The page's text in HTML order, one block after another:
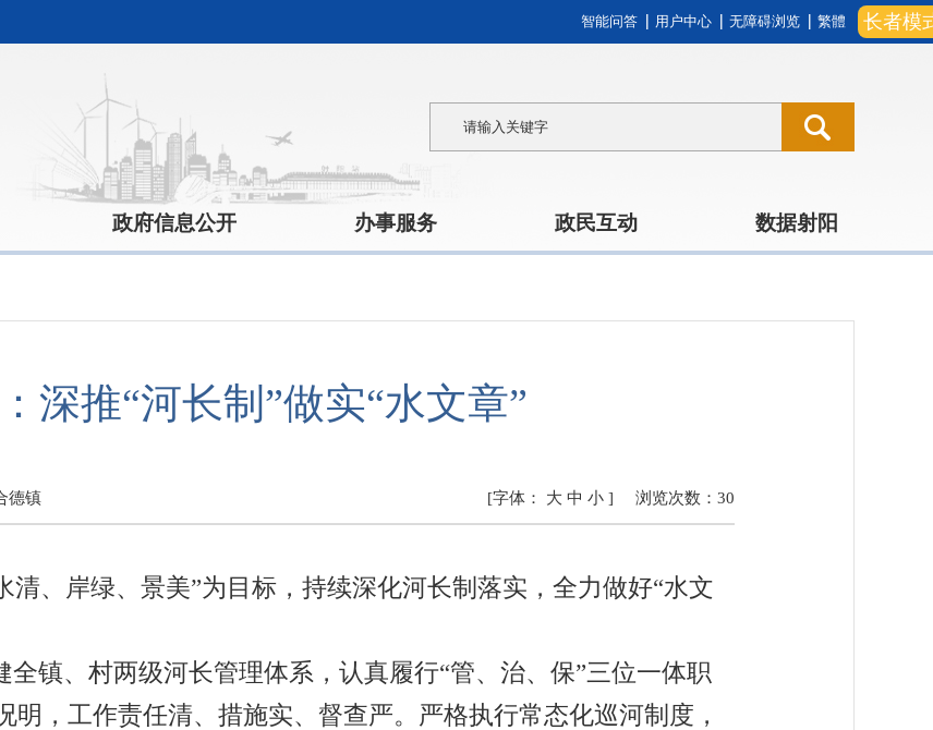
长者模
智能问答 用户中心 无障碍浏览 繁體
政府信息公开 办事服务 政民互动 数据射阳
深推“河长制”做实“水文章”
德镇 浏览次数： 30
[字体： 大 中 小 ]
清、岸绿、景美”为目标，持续深化河长制落实，全力做好“水文
全镇、村两级河长管理体系，认真履行“管、治、保”三位一体职
明，工作责任清、措施实、督查严。严格执行常态化巡河制度，